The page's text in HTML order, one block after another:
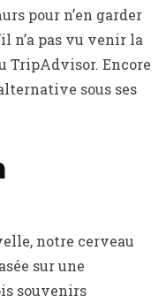
pour n’en garder
n’a pas vu venir la
TripAdvisor. Encore
sous ses
notre cerveau
sur une
souvenirs